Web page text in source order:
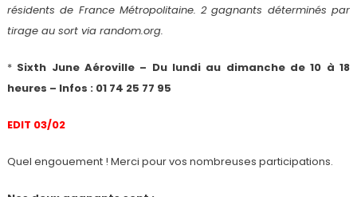
résidents de France Métropolitaine. 2 gagnants déterminés par
tirage au sort via random.org.
* Sixth June Aéroville – Du lundi au dimanche de 10 à 18
heures – Infos : 01 74 25 77 95
EDIT 03/02
Quel engouement ! Merci pour vos nombreuses participations.